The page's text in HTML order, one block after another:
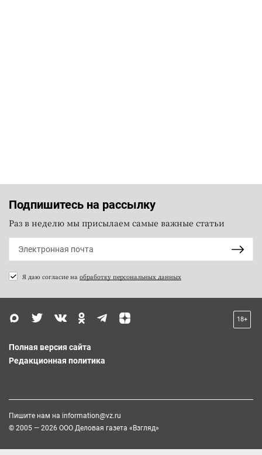
Подпишитесь на рассылку
Раз в неделю мы присылаем самые важные статьи
Я даю согласие на обработку персональных данных
18+
Полная версия сайта
Редакционная политика
Пишите нам на information@vz.ru
© 2005 — 2026 ООО Деловая газета «Взгляд»